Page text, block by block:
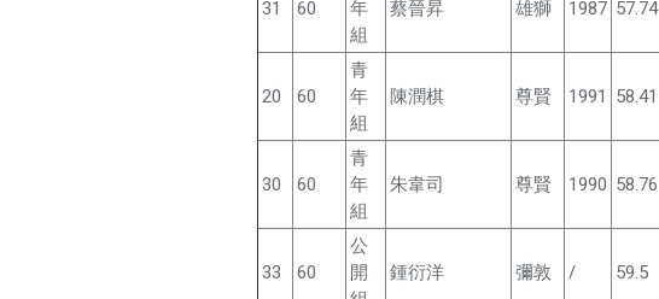
31 60
年
組
蔡晉昇 雄獅 1987 57.74
20 60
青
年
組
陳潤棋 尊賢 1991 58.41
30 60
青
年
組
朱韋司 尊賢 1990 58.76
33 60
公
開
鍾衍洋 彌敦 / 59.5